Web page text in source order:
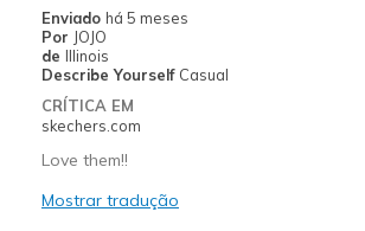
Width
Sizing
Feels half size too small
View On Shoes
Enviado há 5 meses
Por JOJO
de Illinois
Describe Yourself Casual
CRÍTICA EM
skechers.com
Love them!!
Mostrar tradução